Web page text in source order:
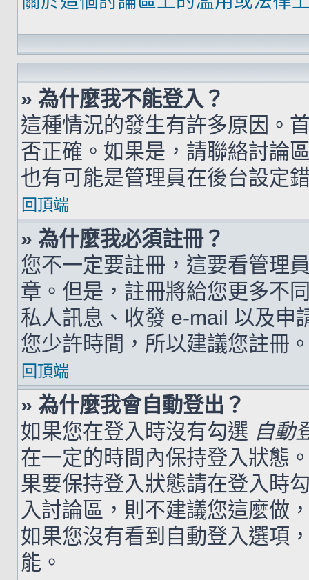
» 為什麼我不能登入？
這種情況的發生有許多原因。
否正確。如果是，請聯絡討論
也有可能是管理員在後台設定
回頂端
» 為什麼我必須註冊？
您不一定要註冊，這要看管理
章。但是，註冊將給您更多不
私人訊息、收發 e-mail 以及申
您少許時間，所以建議您註冊
回頂端
» 為什麼我會自動登出？
如果您在登入時沒有勾選 自動
在一定的時間內保持登入狀態
果要保持登入狀態請在登入時
入討論區，則不建議您這麼做
如果您沒有看到自動登入選項
能。